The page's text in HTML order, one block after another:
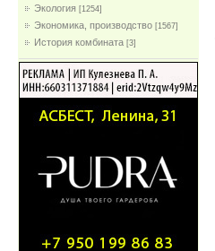
Экология [1254]
Экономика, производство [1567]
История комбината [3]